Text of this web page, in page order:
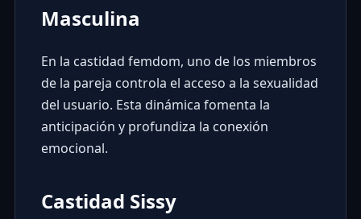
Masculina
En la castidad femdom, uno de los miembros
de la pareja controla el acceso a la sexualidad
del usuario. Esta dinámica fomenta la
anticipación y profundiza la conexión
emocional.
Castidad Sissy